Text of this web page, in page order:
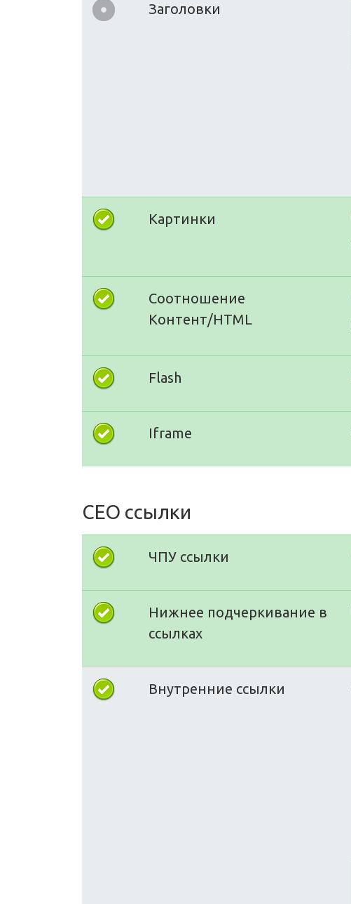
Заголовки
Картинки
Соотношение
Контент/HTML
Flash
Iframe
СЕО ссылки
ЧПУ ссылки
Нижнее подчеркивание в
ссылках
Внутренние ссылки